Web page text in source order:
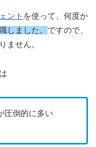
ント を使って、何度か
しました。 ですので、
ません。
圧倒的に多い